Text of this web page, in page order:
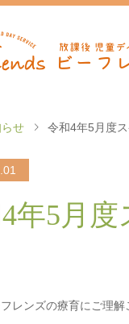
せ 令和4年5月度
年5月
レンズの療育にご理解